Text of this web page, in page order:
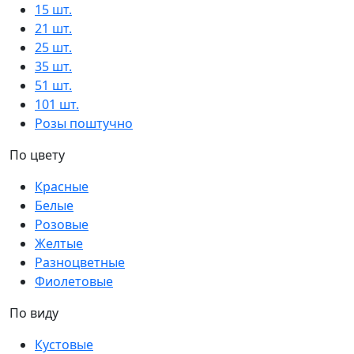
15 шт.
21 шт.
25 шт.
35 шт.
51 шт.
101 шт.
Розы поштучно
По цвету
Красные
Белые
Розовые
Желтые
Разноцветные
Фиолетовые
По виду
Кустовые